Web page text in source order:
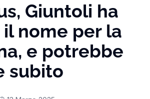
Giuntoli ha
nome per la
e potrebbe
subito